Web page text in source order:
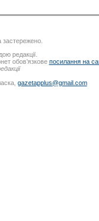
редакції.
обов’язкове посилання на
gazetapplus@gmail.com